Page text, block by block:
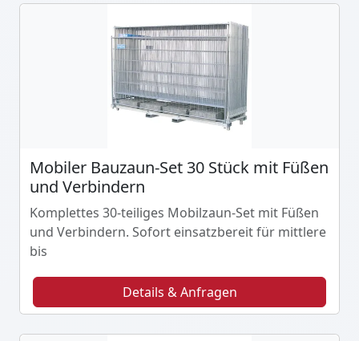
Mobiler Bauzaun-Set 30 Stück mit Füßen
und Verbindern
Komplettes 30-teiliges Mobilzaun-Set mit Füßen
und Verbindern. Sofort einsatzbereit für mittlere
bis
Details & Anfragen